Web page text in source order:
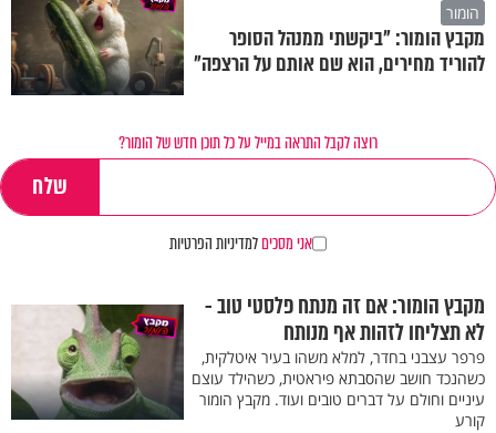
הומור
מקבץ הומור: "ביקשתי ממנהל הסופר
להוריד מחירים, הוא שם אותם על הרצפה"
רוצה לקבל התראה במייל על כל תוכן חדש של הומור?
אני מסכיםלמדיניות הפרטיות
מקבץ הומור: אם זה מנתח פלסטי טוב -
לא תצליחו לזהות אף מנותח
פרפר עצבני בחדר, למלא משהו בעיר איטלקית,
כשהנכד חושב שהסבתא פיראטית, כשהילד עוצם
עיניים וחולם על דברים טובים ועוד. מקבץ הומור
קורע